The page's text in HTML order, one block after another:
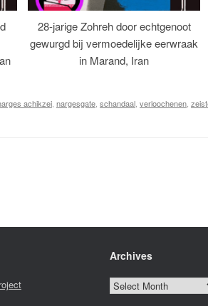
28-jarige Zohreh door echtgenoot
gewurgd bij vermoedelijke eerwraak
in Marand, Iran
achikzei, nargesgate, schandaal, verloochenen,
Archives
Archives